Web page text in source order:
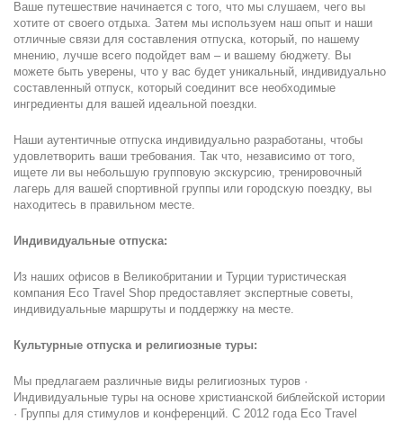
Ваше путешествие начинается с того, что мы слушаем, чего вы
хотите от своего отдыха. Затем мы используем наш опыт и наши
отличные связи для составления отпуска, который, по нашему
мнению, лучше всего подойдет вам – и вашему бюджету. Вы
можете быть уверены, что у вас будет уникальный, индивидуально
составленный отпуск, который соединит все необходимые
ингредиенты для вашей идеальной поездки.
Наши аутентичные отпуска индивидуально разработаны, чтобы
удовлетворить ваши требования. Так что, независимо от того,
ищете ли вы небольшую групповую экскурсию, тренировочный
лагерь для вашей спортивной группы или городскую поездку, вы
находитесь в правильном месте.
Индивидуальные отпуска:
Из наших офисов в Великобритании и Турции туристическая
компания Eco Travel Shop предоставляет экспертные советы,
индивидуальные маршруты и поддержку на месте.
Культурные отпуска и религиозные туры:
Мы предлагаем различные виды религиозных туров ·
Индивидуальные туры на основе христианской библейской истории
· Группы для стимулов и конференций. С 2012 года Eco Travel